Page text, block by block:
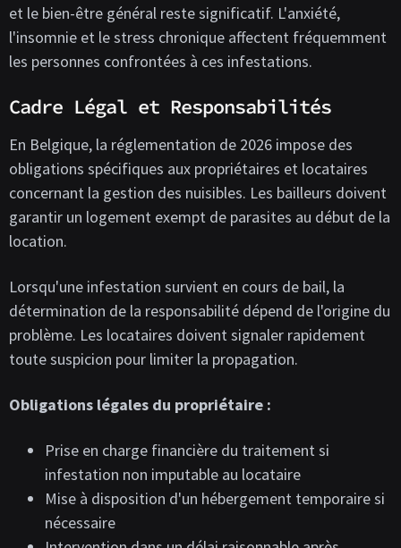
et le bien-être général reste significatif. L'anxiété,
l'insomnie et le stress chronique affectent fréquemment
les personnes confrontées à ces infestations.
Cadre Légal et Responsabilités
En Belgique, la réglementation de 2026 impose des
obligations spécifiques aux propriétaires et locataires
concernant la gestion des nuisibles. Les bailleurs doivent
garantir un logement exempt de parasites au début de la
location.
Lorsqu'une infestation survient en cours de bail, la
détermination de la responsabilité dépend de l'origine du
problème. Les locataires doivent signaler rapidement
toute suspicion pour limiter la propagation.
Obligations légales du propriétaire :
Prise en charge financière du traitement si
infestation non imputable au locataire
Mise à disposition d'un hébergement temporaire si
nécessaire